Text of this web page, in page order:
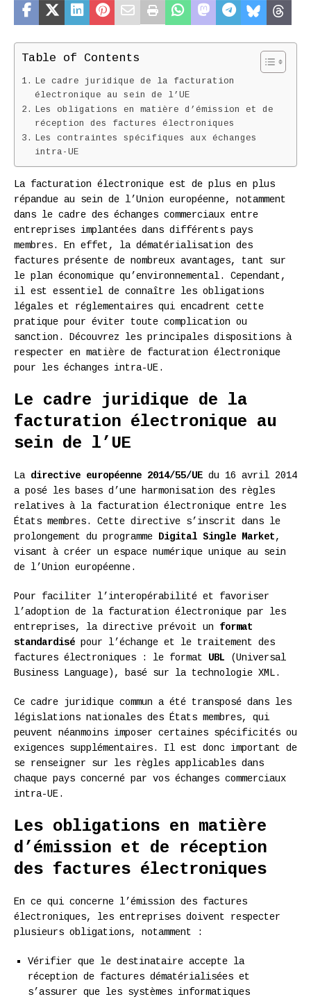
Table of Contents
Le cadre juridique de la facturation
électronique au sein de l’UE
Les obligations en matière d’émission et de
réception des factures électroniques
Les contraintes spécifiques aux échanges
intra-UE
La facturation électronique est de plus en plus
répandue au sein de l’Union européenne, notamment
dans le cadre des échanges commerciaux entre
entreprises implantées dans différents pays
membres. En effet, la dématérialisation des
factures présente de nombreux avantages, tant sur
le plan économique qu’environnemental. Cependant,
il est essentiel de connaître les obligations
légales et réglementaires qui encadrent cette
pratique pour éviter toute complication ou
sanction. Découvrez les principales dispositions à
respecter en matière de facturation électronique
pour les échanges intra-UE.
Le cadre juridique de la
facturation électronique au
sein de l’UE
La directive européenne 2014/55/UE du 16 avril 2014
a posé les bases d’une harmonisation des règles
relatives à la facturation électronique entre les
États membres. Cette directive s’inscrit dans le
prolongement du programme
Digital Single Market,
visant à créer un espace numérique unique au sein
de l’Union européenne.
Pour faciliter l’interopérabilité et favoriser
l’adoption de la facturation électronique par les
entreprises, la directive prévoit un format
standardisé pour l’échange et le traitement des
factures électroniques : le format UBL (Universal
Business Language), basé sur la technologie XML.
Ce cadre juridique commun a été transposé dans les
législations nationales des États membres, qui
peuvent néanmoins imposer certaines spécificités ou
exigences supplémentaires. Il est donc important de
se renseigner sur les règles applicables dans
chaque pays concerné par vos échanges commerciaux
intra-UE.
Les obligations en matière
d’émission et de réception
des factures électroniques
En ce qui concerne l’émission des factures
électroniques, les entreprises doivent respecter
plusieurs obligations, notamment :
Vérifier que le destinataire accepte la
réception de factures dématérialisées et
s’assurer que les systèmes informatiques